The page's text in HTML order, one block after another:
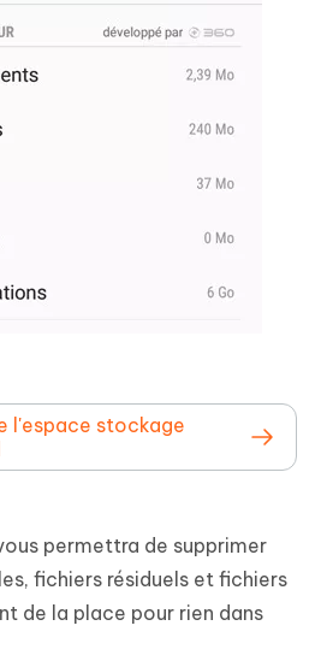
l'espace stockage
permettra de supprimer
fichiers résiduels et fichiers
de la place pour rien dans